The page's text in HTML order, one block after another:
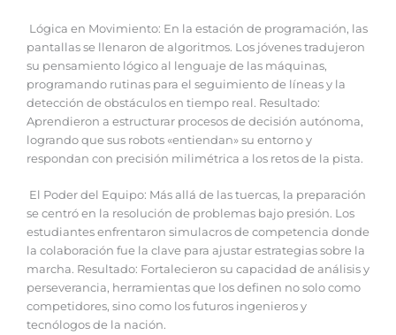
Lógica en Movimiento: En la estación de programación, las
pantallas se llenaron de algoritmos. Los jóvenes tradujeron
su pensamiento lógico al lenguaje de las máquinas,
programando rutinas para el seguimiento de líneas y la
detección de obstáculos en tiempo real. Resultado:
Aprendieron a estructurar procesos de decisión autónoma,
logrando que sus robots «entiendan» su entorno y
respondan con precisión milimétrica a los retos de la pista.
El Poder del Equipo: Más allá de las tuercas, la preparación
se centró en la resolución de problemas bajo presión. Los
estudiantes enfrentaron simulacros de competencia donde
la colaboración fue la clave para ajustar estrategias sobre la
marcha. Resultado: Fortalecieron su capacidad de análisis y
perseverancia, herramientas que los definen no solo como
competidores, sino como los futuros ingenieros y
tecnólogos de la nación.